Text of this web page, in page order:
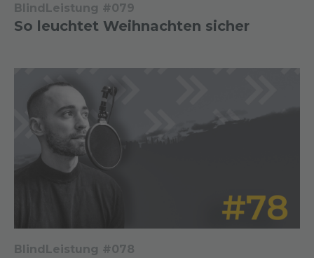
BlindLeistung #079
So leuchtet Weihnachten sicher
BlindLeistung #078